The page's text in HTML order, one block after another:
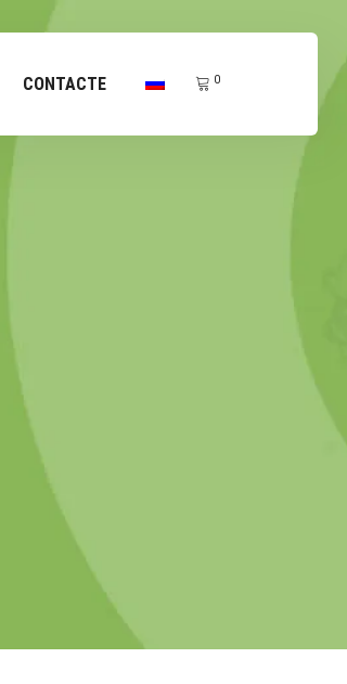
CONTACTE 0